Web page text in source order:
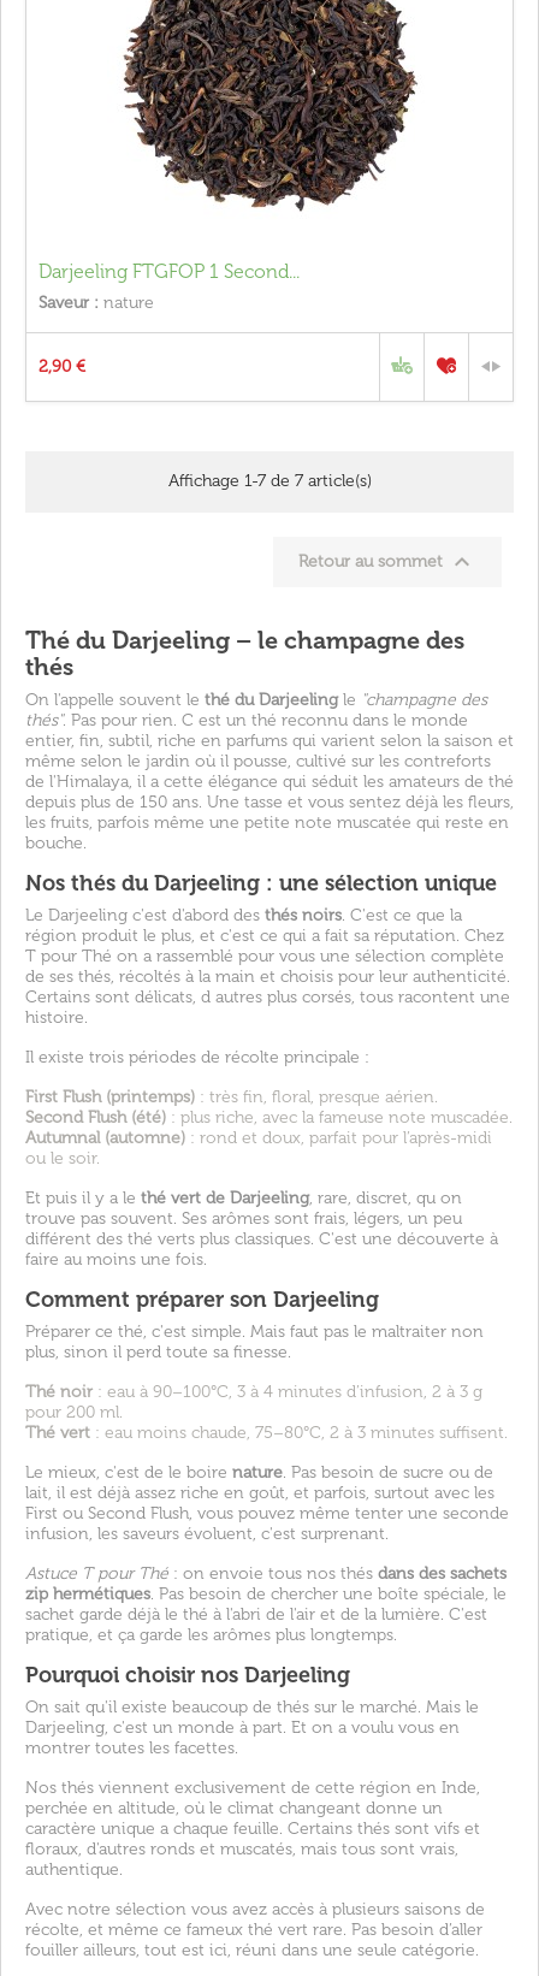
Darjeeling FTGFOP 1 Second...
Saveur : nature
2,90 €
Affichage 1-7 de 7 article(s)
Retour au sommet 
Thé du Darjeeling – le champagne des
thés
On l'appelle souvent le thé du Darjeelingle "champagne des
thés". Pas pour rien. C est un thé reconnu dans le monde
entier, fin, subtil, riche en parfums qui varient selon la saison et
même selon le jardin où il pousse, cultivé sur les contreforts
de l'Himalaya, il a cette élégance qui séduit les amateurs de thé
depuis plus de 150 ans. Une tasse et vous sentez déjà les fleurs,
les fruits, parfois même une petite note muscatée qui reste en
bouche.
Nos thés du Darjeeling : une sélection unique
Le Darjeeling c'est d'abord des thés noirs. C'est ce que la
région produit le plus, et c'est ce qui a fait sa réputation. Chez
T pour Thé on a rassemblé pour vous une sélection complète
de ses thés, récoltés à la main et choisis pour leur authenticité.
Certains sont délicats, d autres plus corsés, tous racontent une
histoire.
Il existe trois périodes de récolte principale :
First Flush (printemps) : très fin, floral, presque aérien.
Second Flush (été) : plus riche, avec la fameuse note muscadée.
Autumnal (automne) : rond et doux, parfait pour l’après-midi
ou le soir.
Et puis il y a le thé vert de Darjeeling, rare, discret, qu on
trouve pas souvent. Ses arômes sont frais, légers, un peu
différent des thé verts plus classiques. C'est une découverte à
faire au moins une fois.
Comment préparer son Darjeeling
Préparer ce thé, c'est simple. Mais faut pas le maltraiter non
plus, sinon il perd toute sa finesse.
Thé noir : eau à 90–100°C, 3 à 4 minutes d’infusion, 2 à 3 g
pour 200 ml.
Thé vert : eau moins chaude, 75–80°C, 2 à 3 minutes suffisent.
Le mieux, c'est de le boire nature. Pas besoin de sucre ou de
lait, il est déjà assez riche en goût, et parfois, surtout avec les
First ou Second Flush, vous pouvez même tenter une seconde
infusion, les saveurs évoluent, c'est surprenant.
Astuce T pour Thé : on envoie tous nos thés dans des sachets
zip hermétiques. Pas besoin de chercher une boîte spéciale, le
sachet garde déjà le thé à l'abri de l'air et de la lumière. C'est
pratique, et ça garde les arômes plus longtemps.
Pourquoi choisir nos Darjeeling
On sait qu'il existe beaucoup de thés sur le marché. Mais le
Darjeeling, c'est un monde à part. Et on a voulu vous en
montrer toutes les facettes.
Nos thés viennent exclusivement de cette région en Inde,
perchée en altitude, où le climat changeant donne un
caractère unique a chaque feuille. Certains thés sont vifs et
floraux, d'autres ronds et muscatés, mais tous sont vrais,
authentique.
Avec notre sélection vous avez accès à plusieurs saisons de
récolte, et même ce fameux thé vert rare. Pas besoin d’aller
fouiller ailleurs, tout est ici, réuni dans une seule catégorie.